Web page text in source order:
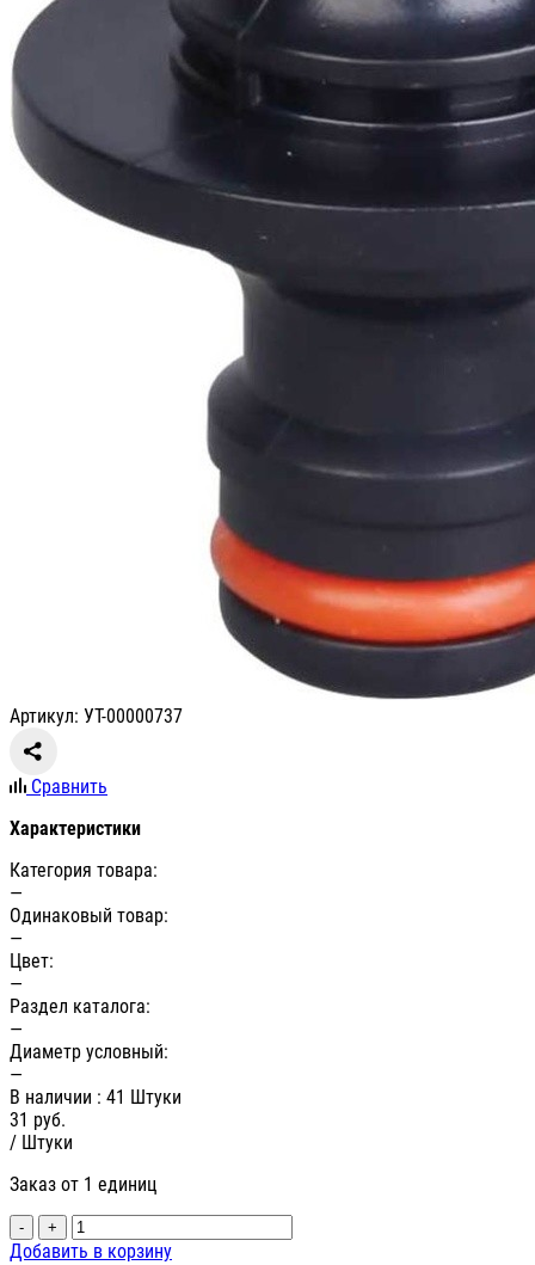
Артикул: УТ-00000737
Сравнить
Характеристики
Категория товара:
—
Одинаковый товар:
—
Цвет:
—
Раздел каталога:
—
Диаметр условный:
—
В наличии : 41 Штуки
31 руб.
/ Штуки
Заказ от 1 единиц
- +
Добавить в корзину